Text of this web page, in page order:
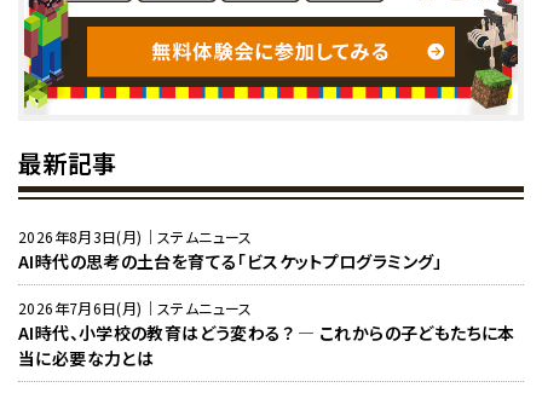
最新記事
2026年8月3日(月)｜ステムニュース
AI時代の思考の土台を育てる「ビスケットプログラミング」
2026年7月6日(月)｜ステムニュース
AI時代、小学校の教育はどう変わる？ ― これからの子どもたちに本
当に必要な力とは